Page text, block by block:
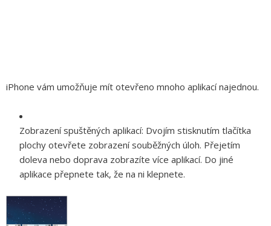
iPhone vám umožňuje mít otevřeno mnoho aplikací najednou.
Zobrazení spuštěných aplikací: Dvojím stisknutím tlačítka
plochy otevřete zobrazení souběžných úloh. Přejetím
doleva nebo doprava zobrazíte více aplikací. Do jiné
aplikace přepnete tak, že na ni klepnete.